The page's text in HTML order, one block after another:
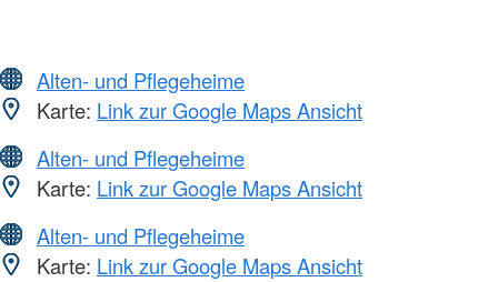
Alten- und Pflegeheime
Karte: Link zur Google Maps Ansicht
Alten- und Pflegeheime
Karte: Link zur Google Maps Ansicht
Alten- und Pflegeheime
Karte: Link zur Google Maps Ansicht